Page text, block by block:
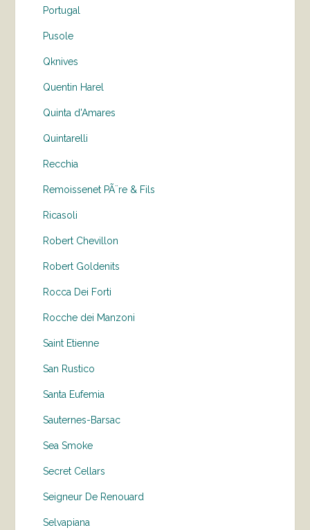
Portugal
Pusole
Qknives
Quentin Harel
Quinta d'Amares
Quintarelli
Recchia
Remoissenet PÃ¨re & Fils
Ricasoli
Robert Chevillon
Robert Goldenits
Rocca Dei Forti
Rocche dei Manzoni
Saint Etienne
San Rustico
Santa Eufemia
Sauternes-Barsac
Sea Smoke
Secret Cellars
Seigneur De Renouard
Selvapiana